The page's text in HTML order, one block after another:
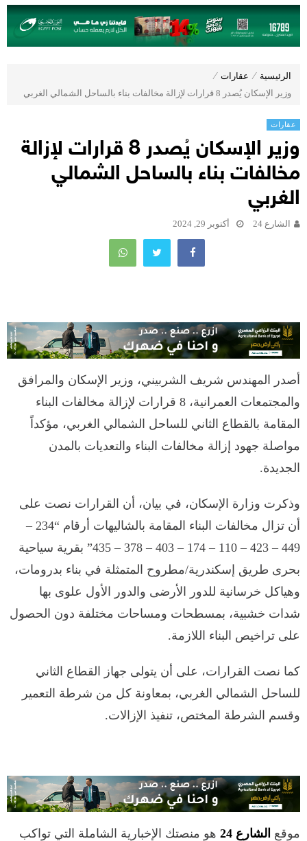
الرئيسية ⁄ عقارات ⁄
وزير الإسكان يُصدر 8 قرارات لإزالة مخالفات بناء بالساحل الشمالي الغربي
عقارات
وزير الإسكان يُصدر 8 قرارات لإزالة
مخالفات بناء بالساحل الشمالي
الغربي
الشارع 24 أكتوبر 29, 2024
أصدر المهندس شريف الشربيني، وزير الإسكان والمرافق
والمجتمعات العمرانية، 8 قرارات لإزالة مخالفات البناء
المقامة بالقطاع الثاني للساحل الشمالي الغربي، مؤكداً
مواصلة جهود إزالة مخالفات البناء والتعديات بالمدن
الجديدة.
وذكرت وزارة الإسكان، في بيان، أن القرارات نصت على
أن تزال مخالفات البناء المقامة بالشاليهات أرقام “234 –
449 – 423 – 110 – 174 – 403 – 378 – 435” بقرية سياحية
بحرى طريق إسكندرية/مطروح المتمثلة في بناء بدرومات،
وهياكل خرسانية للدور الأرضى والدور الأول علوى بها
شدات خشبية، بمسطحات ومساحات مختلفة دون الحصول
على تراخيص البناء اللازمة.
كما نصت القرارات، على أن يتولى جهاز القطاع الثاني
للساحل الشمالي الغربي، بمعاونة كل من شرطة التعمير
وقسم الشرطة المختص، تنفيذ الإزالات.
موقع الشارع 24
هو منصتك الإخبارية الشاملة التي تواكب